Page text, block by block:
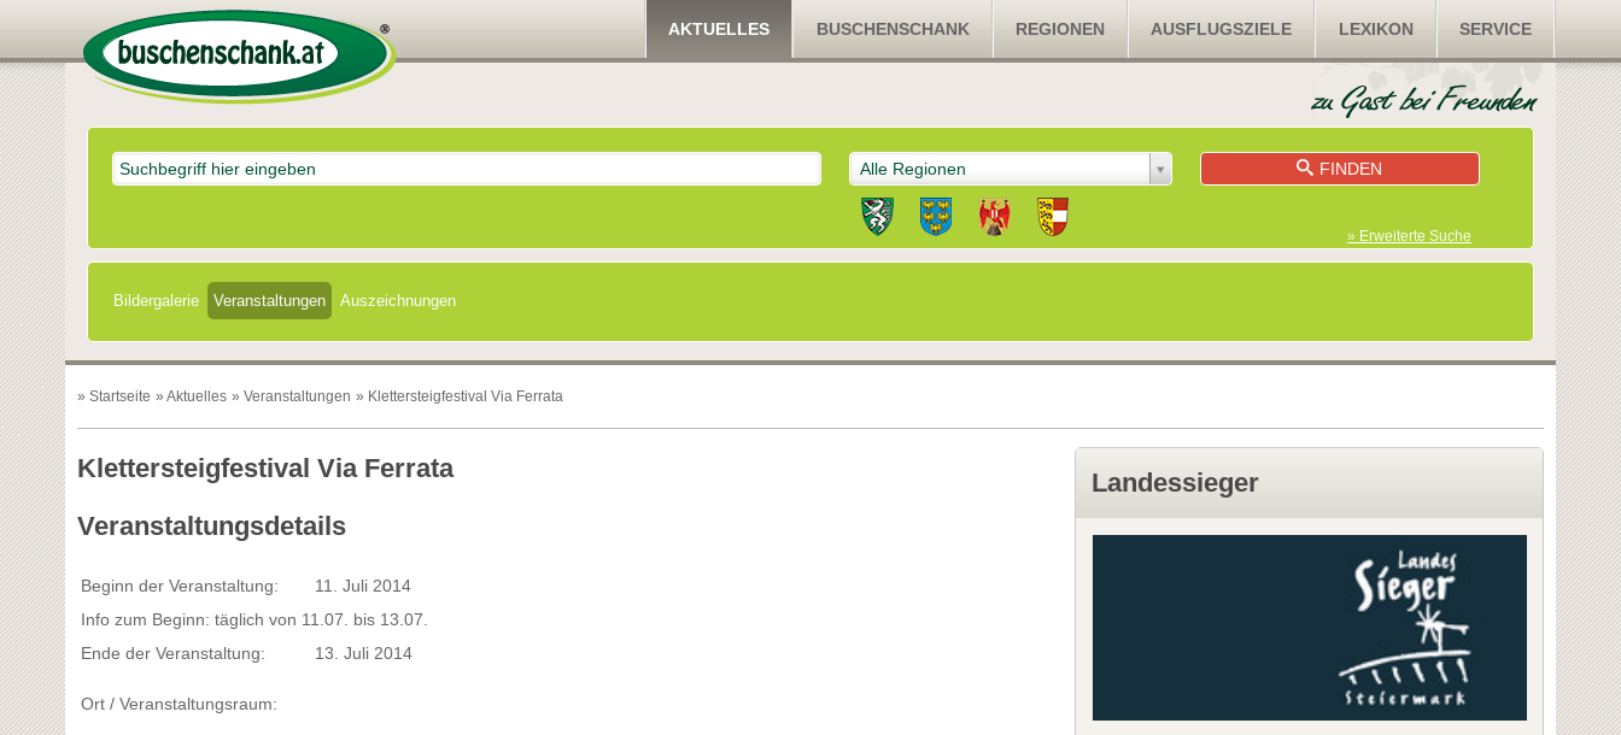
AKTUELLES BUSCHENSCHANK REGIONEN AUSFLUGSZIELE LEXIKON SERVICE
Alle Regionen FINDEN
» Erweiterte Suche
Bildergalerie Veranstaltungen Auszeichnungen
» Startseite » Aktuelles » Veranstaltungen » Klettersteigfestival Via Ferrata
Klettersteigfestival Via Ferrata
Veranstaltungsdetails
Beginn der Veranstaltung:
11. Juli 2014
Info zum Beginn: täglich von 11.07. bis 13.07.
Ende der Veranstaltung:
13. Juli 2014
Ort / Veranstaltungsraum:
Landessieger